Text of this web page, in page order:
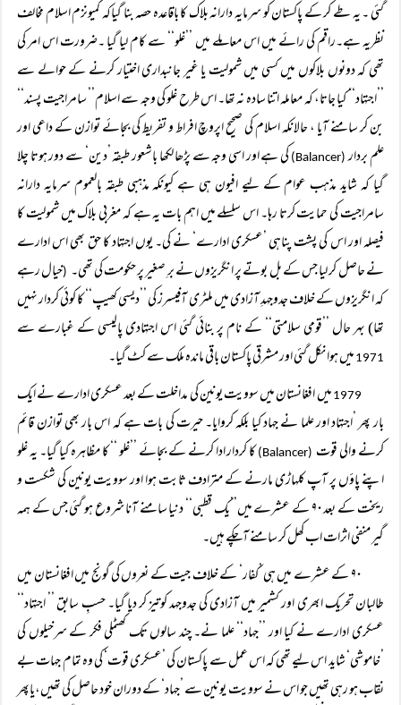
گئی ۔ یہ طے کر کے پاکستان کو سرمایہ دارانہ بلاک کا باقاعدہ حصہ بنا گیاکہ کمیونزم اسلام مخالف
نظریہ ہے۔راقم کی رائے میں اس معاملے میں ’’غلو‘‘ سے کام لیا گیا ۔ضرورت اس امر کی
تھی کہ دونوں بلاکوں میں کسی میں شمولیت یا غیر جانبداری اختیار کرنے کے حوالے سے
’’اجتہاد‘‘ کیا جاتا، کہ معاملہ اتنا سادہ نہ تھا۔ اس طرح غلو کی وجہ سے اسلام’’ سامراجیت پسند‘‘
بن کر سامنے آیا ، حالانکہ اسلام کی صحیح اپروچ افراط و تفریط کی بجائے توازن کے داعی اور
علم بردار(Balancer)
کی ہے اور اسی وجہ سے پڑھا لکھا باشعور طبقہ ’دین‘ سے دور ہوتا چلا
گیا کہ شاید مذہب عوام کے لیے افیون ہی ہے کیونکہ مذہبی طبقہ بالعموم سرمایہ دارانہ
سامراجیت کی حمایت کرتا رہا۔ اس سلسلے میں اہم بات یہ ہے کہ مغربی بلاک میں شمولیت کا
فیصلہ اور اس کی پشت پناہی ’عسکری ادارے‘ نے کی۔ یوں اجتہاد کا حق بھی اس ادارے
نے حاصل کر لیا جس کے بل بوتے پر انگریزوں نے برِ صغیر پر حکومت کی تھی۔ (خیال رہے
کہ انگریزوں کے خلاف جدوجہدِ آزادی میں ملٹری آفیسرز کی ’’دیسی کھیپ‘‘ کا کوئی کردار نہیں
تھا) بہر حال ’’قومی سلامتی‘‘ کے نام پر بنائی گئی اس اجتہادی پالیسی کے غبارے سے
1971میں ہوا نکل گئی اور مشرقی پاکستان باقی ماندہ ملک سے کٹ گیا۔
1979میں افغانستان میں سوویت یونین کی مداخلت کے بعد عسکری ادارے نے ایک
بار پھر ’اجتہاد اور علما نے جہاد کیا بلکہ کروایا۔ حیرت کی بات ہے کہ اس بار بھی توازن قائم
کرنے والی قوت (Balancer)
کا کردار ادا کرنے کے بجائے ’’غلو ‘‘ کا مظاہرہ کیا گیا۔ یہ غلو
اپنے پاؤں پر آپ کلہاڑی مارنے کے مترادف ثابت ہوا اور سوویت یونین کی شکست و
ریخت کے بعد ۹۰ کے عشرے میں’’یک قطبی‘‘ دنیا سامنے آنا شروع ہو گئی جس کے ہمہ
گیر منفی اثرات اب کھل کر سامنے آچکے ہیں۔
۹۰ کے عشرے میں ہی ’کفار‘ کے خلاف جیت کے نعروں کی گونج میں افغانستان میں
طالبان تحریک ابھری اور کشمیر میں آزادی کی جدوجہد کوتیز کر دیا گیا۔ حسبِ سابق ’’ اجتہاد‘‘
عسکری ادارے نے کیا اور ’’جہاد‘‘ علما نے۔ چند سالوں تک کھٹملی فکر کے سرخیلوں کی
’خاموشی‘ شاید اس لیے تھی کہ اس عمل سے پاکستان کی ’عسکری قوت‘ کی وہ تمام جہات بے
نقاب ہو رہی تھیں جو اس نے سوویت یونین سے ’جہاد‘ کے دوران خود حاصل کی تھیں،یاپھر